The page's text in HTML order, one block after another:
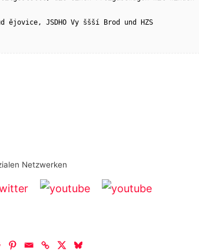
ějovice, JSDHO Vy ššší Brod und HZS
Netzwerken